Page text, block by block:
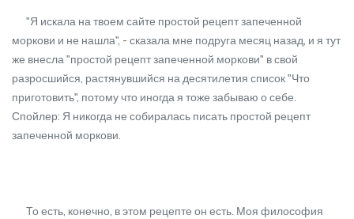
"Я искала на твоем сайте простой рецепт запеченной
моркови и не нашла", - сказала мне подруга месяц назад, и я тут
же внесла "простой рецепт запеченной моркови" в свой
разросшийся, растянувшийся на десятилетия список "Что
приготовить", потому что иногда я тоже забываю о себе.
Спойлер: Я никогда не собиралась писать простой рецепт
запеченной моркови.
То есть, конечно, в этом рецепте он есть. Моя философия